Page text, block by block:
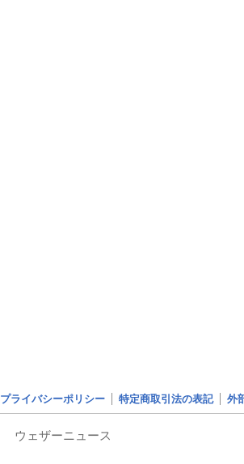
プライバシーポリシー 特定商取引法の表記 外
ウェザーニュース